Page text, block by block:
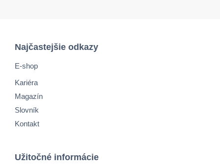
Najčastejšie odkazy
E-shop
Kariéra
Magazín
Slovník
Kontakt
Užitočné informácie